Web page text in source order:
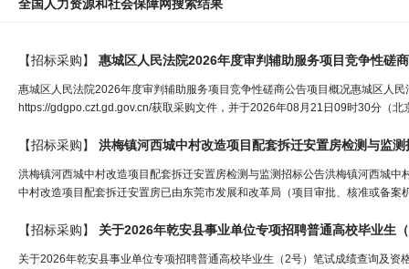
全国人力资源和社会保障网搜索结果
【招标采购】 惠城区人 民法院2026年度审判辅助服务项目竞争性磋
惠城区人民法院2026年度审判辅助服务项目竞争性磋商公告项目概况惠城区人
https://gdgpo.czt.gd.gov.cn/获取采购文件，并于2026年08月21日09时30分（
【招标采购】 洪梅镇河西城中村改造项目配套拆迁安置房检测与监测
洪梅镇河西城中村改造项目配套拆迁安置房检测与监测招标公告洪梅镇河西城
中村改造项目配套拆迁安置房已由东莞市发展和改革局（项目审批、核准或备案
【招标采购】 关于2026年乾安县事业单位专项招聘普通高校毕业生
关于2026年乾安县事业单位专项招聘普通高校毕业生（2号）笔试成绩查询及